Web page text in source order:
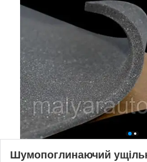
Шумопоглинаючий